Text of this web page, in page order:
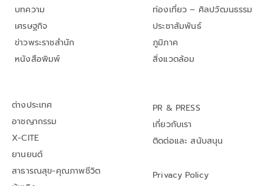
บทความ
เศรษฐกิจ
ข่าวพระราชสำนัก
หนังสือพิมพ์
ท่องเที่ยว – ศิลปวัฒนธรรม
ประชาสัมพันธ์
ภูมิภาค
สิ่งแวดล้อม
ต่างประเทศ
อาชญากรรม
X-CITE
ยานยนต์
สาธารณสุข-คุณภาพชีวิต
PR & PRESS
เกี่ยวกับเรา
ติดต่อและ สนับสนุน
Privacy Policy